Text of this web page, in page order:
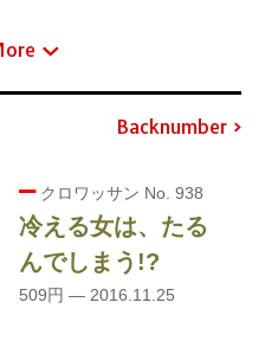
Backnumber
クロワッサン No. 938
冷える女は、たる
んでしまう!?
509円 — 2016.11.25